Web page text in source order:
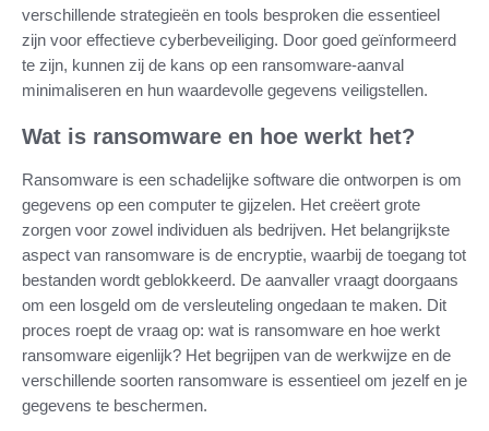
verschillende strategieën en tools besproken die essentieel
zijn voor effectieve cyberbeveiliging. Door goed geïnformeerd
te zijn, kunnen zij de kans op een ransomware-aanval
minimaliseren en hun waardevolle gegevens veiligstellen.
Wat is ransomware en hoe werkt het?
Ransomware is een schadelijke software die ontworpen is om
gegevens op een computer te gijzelen. Het creëert grote
zorgen voor zowel individuen als bedrijven. Het belangrijkste
aspect van ransomware is de encryptie, waarbij de toegang tot
bestanden wordt geblokkeerd. De aanvaller vraagt doorgaans
om een losgeld om de versleuteling ongedaan te maken. Dit
proces roept de vraag op: wat is ransomware en hoe werkt
ransomware eigenlijk? Het begrijpen van de werkwijze en de
verschillende soorten ransomware is essentieel om jezelf en je
gegevens te beschermen.